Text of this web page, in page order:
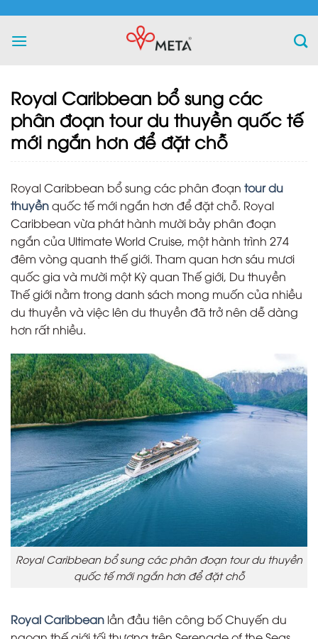
content
Royal Caribbean bổ sung các
phân đoạn tour du thuyền quốc tế
mới ngắn hơn để đặt chỗ
Royal Caribbean bổ sung các phân đoạn tour du
thuyềnquốc tế mới ngắn hơn để đặt chỗ. Royal
Caribbean vừa phát hành mười bảy phân đoạn
ngắn của Ultimate World Cruise, một hành trình 274
đêm vòng quanh thế giới. Tham quan hơn sáu mươi
quốc gia và mười một Kỳ quan Thế giới, Du thuyền
Thế giới nằm trong danh sách mong muốn của nhiều
du thuyền và việc lên du thuyền đã trở nên dễ dàng
hơn rất nhiều.
Royal Caribbean bổ sung các phân đoạn tour du thuyền
quốc tế mới ngắn hơn để đặt chỗ
Royal Caribbean lần đầu tiên công bố Chuyến du